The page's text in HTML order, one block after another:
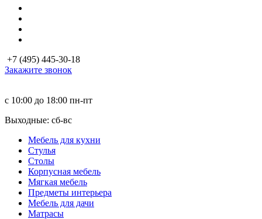
+7 (495) 445-30-18
Закажите звонок
с 10:00 до 18:00 пн-пт
Выходные: сб-вc
Мебель для кухни
Стулья
Столы
Корпусная мебель
Мягкая мебель
Предметы интерьера
Мебель для дачи
Матраcы